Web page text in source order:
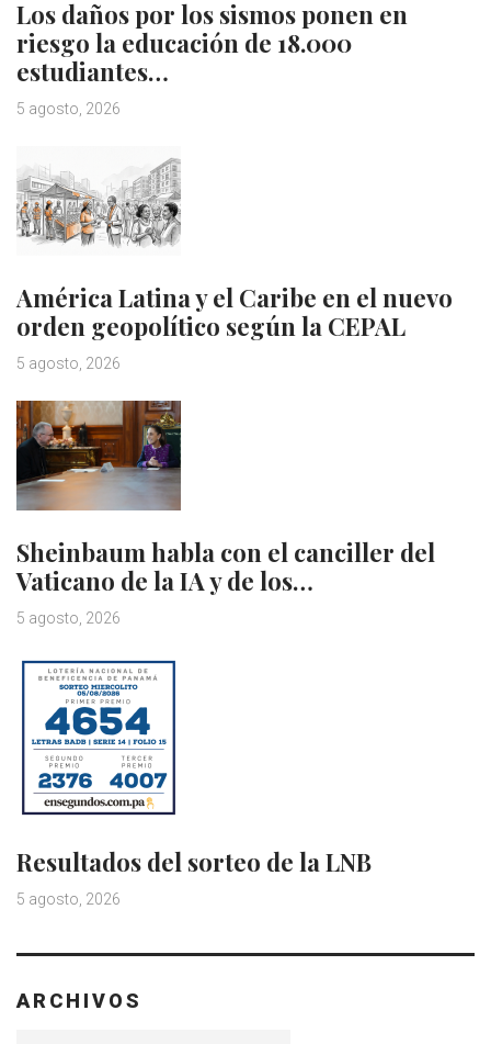
Los daños por los sismos ponen en
riesgo la educación de 18.000
estudiantes…
5 agosto, 2026
América Latina y el Caribe en el nuevo
orden geopolítico según la CEPAL
5 agosto, 2026
Sheinbaum habla con el canciller del
Vaticano de la IA y de los…
5 agosto, 2026
Resultados del sorteo de la LNB
5 agosto, 2026
ARCHIVOS